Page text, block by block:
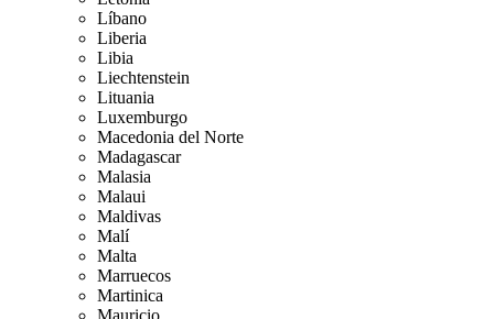
Líbano
Liberia
Libia
Liechtenstein
Lituania
Luxemburgo
Macedonia del Norte
Madagascar
Malasia
Malaui
Maldivas
Malí
Malta
Marruecos
Martinica
Mauricio